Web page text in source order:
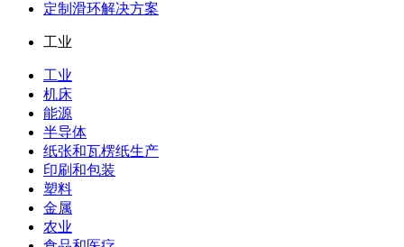
定制滑环解决方案
工业
工业
机床
能源
半导体
纸张和瓦楞纸生产
印刷和包装
塑料
金属
农业